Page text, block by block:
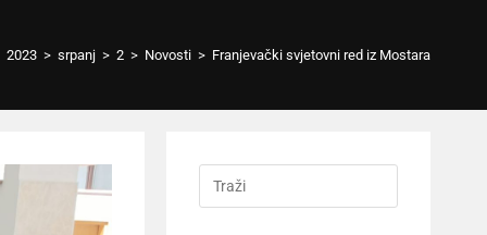
2023 > srpanj > 2 > Novosti > Franjevački svjetovni red iz Mostara